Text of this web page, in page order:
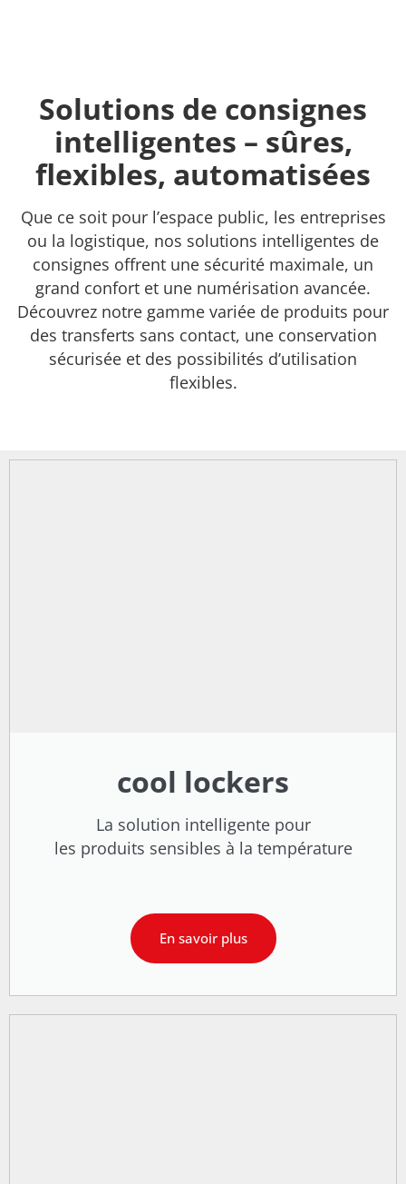
Solutions de consignes
intelligentes – sûres,
flexibles, automatisées
Que ce soit pour l’espace public, les entreprises
ou la logistique, nos solutions intelligentes de
consignes offrent une sécurité maximale, un
grand confort et une numérisation avancée.
Découvrez notre gamme variée de produits pour
des transferts sans contact, une conservation
sécurisée et des possibilités d’utilisation
flexibles.
cool lockers
La solution intelligente pour
les produits sensibles à la température
En savoir plus